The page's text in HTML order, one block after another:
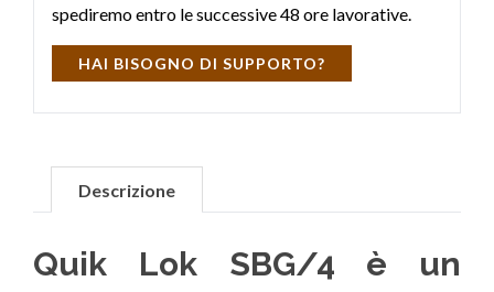
spediremo entro le successive 48 ore lavorative.
HAI BISOGNO DI SUPPORTO?
Descrizione
Quik Lok SBG/4 è un